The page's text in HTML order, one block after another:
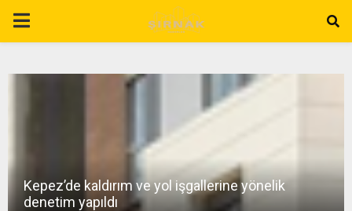
P
AKepez’de kaldırım ve yol işgallerine yönelik
denetim yapıldı